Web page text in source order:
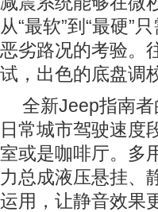
从“最软”到“最硬”
恶劣路况的考验。
试，出色的底盘调
全新Jeep指南
日常城市驾驶速度
室或是咖啡厅。多
力总成液压悬挂、
运用，让静音效果